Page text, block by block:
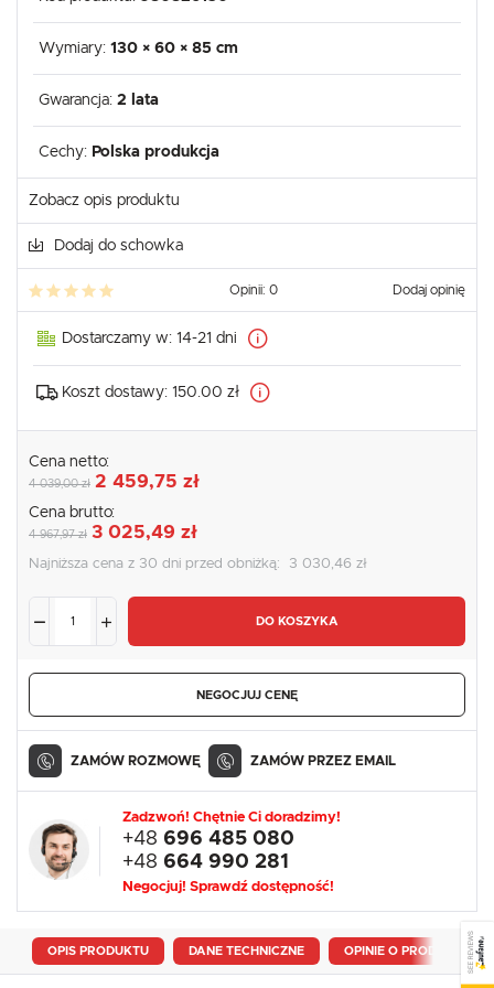
Wymiary: 130 × 60 × 85 cm
Gwarancja: 2 lata
Cechy: Polska produkcja
Zobacz opis produktu
Dodaj do schowka
Opinii: 0 Dodaj opinię
Dostarczamy w: 14-21 dni
Koszt dostawy: 150.00 zł
Cena netto:
4 039,00 zł 2 459,75 zł
Cena brutto:
4 967,97 zł 3 025,49 zł
Najniższa cena z 30 dni przed obniżką: 3 030,46 zł
DO KOSZYKA
NEGOCJUJ CENĘ
ZAMÓW ROZMOWĘ ZAMÓW PRZEZ EMAIL
Zadzwoń! Chętnie Ci doradzimy!
+48 696 485 080
+48 664 990 281
Negocjuj! Sprawdź dostępność!
OPIS PRODUKTU DANE TECHNICZNE OPINIE O PRODUKCIESEE REVIEWS